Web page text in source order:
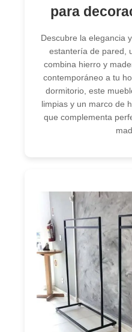
para
Descubre la elegancia
estantería de pared,
combina hierro y
contemporáneo a tu
dormitorio, este
limpias y un marco de
que complementa